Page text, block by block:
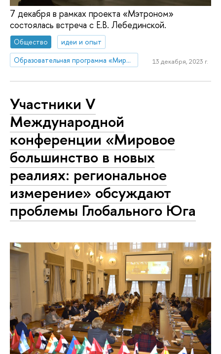
7 декабря в рамках проекта «Мэтроном»
состоялась встреча с Е.В. Лебединской.
Общество
идеи и опыт
Образовательная программа «Мировая экономика»
13 декабря, 2023 г.
Участники V
Международной
конференции «Мировое
большинство в новых
реалиях: региональное
измерение» обсуждают
проблемы Глобального Юга